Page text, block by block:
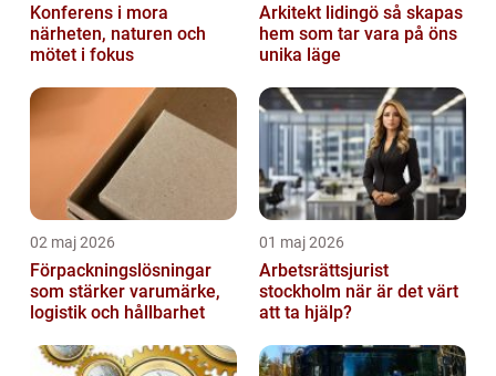
Konferens i mora
närheten, naturen och
mötet i fokus
Arkitekt lidingö så skapas
hem som tar vara på öns
unika läge
02 maj 2026
Förpackningslösningar
som stärker varumärke,
logistik och hållbarhet
01 maj 2026
Arbetsrättsjurist
stockholm när är det värt
att ta hjälp?